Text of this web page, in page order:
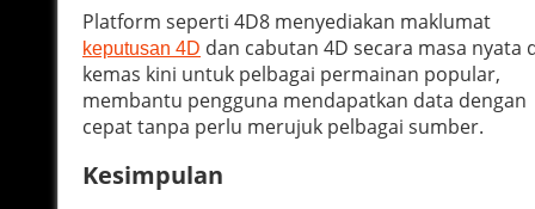
Platform seperti 4D8 menyediakan maklumat
keputusan 4D dan cabutan 4D secara masa nyata
kemas kini untuk pelbagai permainan popular,
membantu pengguna mendapatkan data dengan
cepat tanpa perlu merujuk pelbagai sumber.
Kesimpulan